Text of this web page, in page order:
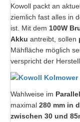
Kowoll packt an
ziemlich fast alles in
ist. Mit dem 100W
Akku antreibt, sollen
Mähfläche möglich
verspricht der
Wahlweise im
maximal 280 mm in
zwischen 30 und